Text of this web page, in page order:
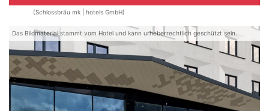
(Schlossbräu mk | hotels GmbH)
Das Bildmaterial stammt vom Hotel und kann urheberrechtlich geschützt sein.